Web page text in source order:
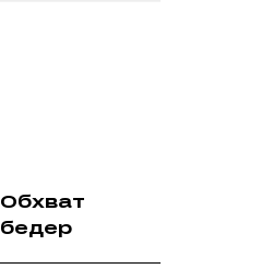
Обхват
бедер